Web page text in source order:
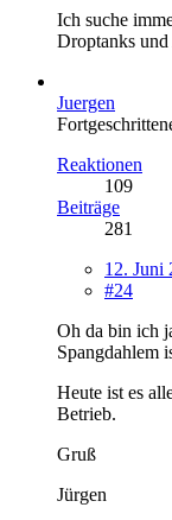
Ich suche
Droptanks
Juergen
Reaktionen
109
Beiträge
281
12. Juni
#24
Oh da bin ich
Spangdahlem
Heute ist es
Betrieb.
Gruß
Jürgen